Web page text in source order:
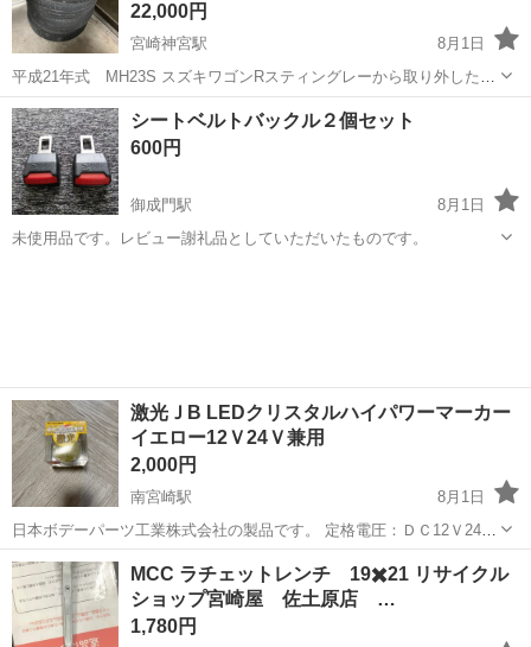
22,000円
宮崎神宮駅
8月1日
平成21年式 MH23S スズキワゴンRスティングレーから取り外した１
４インチタイヤ・ホイール４本セットです。 アルミは社外品でタイヤ
は155/65/Ｒ14 2022年製のグッドイヤータイヤはまだ使用可能です。
ホイー...
宮崎 宮崎市 宮崎神宮駅 タイヤ、ホイール
シートベルトバックル２個セット
600円
御成門駅
8月1日
未使用品です。レビュー謝礼品としていただいたものです。
激光ＪB LEDクリスタルハイパワーマーカー
イエロー12Ｖ24Ｖ兼用
2,000円
南宮崎駅
8月1日
日本ボデーパーツ工業株式会社の製品です。 定格電圧：ＤＣ12Ｖ24Ｖ
定格電流：0.17Ａ（24Ｖ時）消費電力：4.0Ｗ カラー：レンズ（イエロ
ー）/LED（イエロー） 主材質：ＳＭＤ LED、アクリル、ABS クロ
ームメッ...
宮崎 宮崎市 その他
MCC ラチェットレンチ 19✖️21 リサイクル
ショップ宮崎屋 佐土原店 …
1,780円